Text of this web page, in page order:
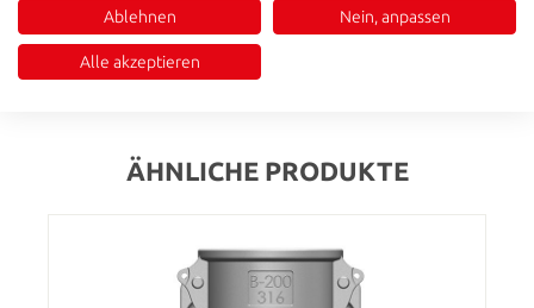
Temperatur max.: +65°C• Material: Aluminium (weitere auf
Anfrage)• Dichtung: NBR• NPT Gewinde auf Anfrage
Bewertungen
ÄHNLICHE PRODUKTE
Ablehnen Nein, anpassen
Alle akzeptieren